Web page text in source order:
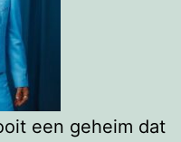
een geheim dat